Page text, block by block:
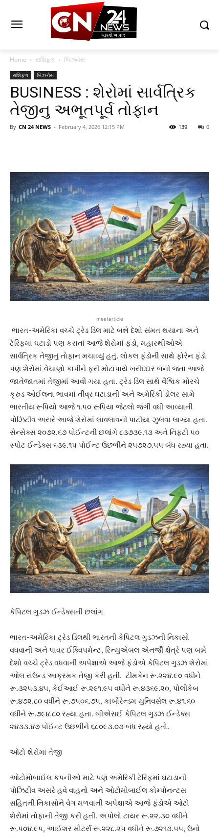
Home રાશિફળ બિઝનેસ
રાશિફળ બિઝનેસ
BUSINESS : શેરોમાં સાર્વત્રિક
તેજીનુ અભૂતપૂર્વ તોફાન
By CN 24 NEWS - February 4, 2026 12:15 PM 0
139
meetarticle
ભારત-અમેરિકા વચ્ચે ટ્રેડ ડિલ માટે બન્ને દેશો સંમત થયાના અને
ટેરિફમાં ઘટાડો પણ કરાતાં આજે શેરોમાં ફંડો, મહારથીઓએ
સાર્વત્રિક તેજીનું તોફાન મચાવ્યું હતું. લોકલ ફંડોની સાથે ફોરેન ફંડો
પણ શેરોમાં વેચાણો કાપીને ફરી મોટાપાયે ખરીદદાર બની જતા આજે
જાતેજાતમાં તેજીમાં આવી ગયા હતા. ટ્રેડ ડિલ સાથે વૈશ્વિક મોરચે
ક્રુડ ઓઈલના ભાવમાં તીવ્ર ઘટાડાની અને અમેરિકી ડોલર સામે
ભારતીય રૂપિયો આજે ૧.૫૦ રૂપિયા જેટલો જંગી વધી આવ્યાની
પોઝિટીવ અસરે આજે શેરોમાં લાવલાવની પાટીયા ઝુલવા લાગ્યા હતા.
સેન્સેક્સ ૨૦૭૨.૬૭ પોઈન્ટની છલાંગે ૮૩૭૩૯.૧૩ અને નિફટી ૫૦
સ્પોટ ઈન્ડેક્સ ૬૩૯.૧૫ પોઈન્ટ ઉછળીને ૨૫૭૨૭.૫૫ બંધ રહ્યા હતા.
કેપિટલ ગુડઝ ઈન્ડેક્સની છલાંગ
ભારત-અમેરિકા ટ્રેડ ડિલથી ભારતની કેપિટલ ગુડઝની નિકાસો
વધવાની અને પાવર ઈક્વિપમેન્ટ, રિન્યુએબલ એનજીૅ ક્ષેત્રે પણ બન્ને
દેશો વચ્ચે ટ્રેડ વધવાની અપેક્ષાએ આજે ફંડોએ કેપિટલ ગુડઝ શેરોમાં
ઓલ રાઉન્ડ આક્રમક તેજી કરી હતી. ટીમકેન રૂ.૨૨૪.૯૦ વધીને
રૂ.૩૨૫૩.૪૫, કેઈઆઈ રૂ.૨૯૧.૯૫ વધીને રૂ.૪૩૬૯.૨૦, પોલીકેબ
રૂ.૪૭૨.૮૦ વધીને રૂ.૭૫૦૬.૭૫, કાર્બોરેન્ડમ યુનિવર્સલ રૂ.૪૧.૬૦
વધીને રૂ.૭૯૪.૮૦ રહ્યા હતા. બીએસઈ કેપિટલ ગુડઝ ઈન્ડેક્સ
૨૪૩૩.૪૭ પોઈન્ટ ઉછળીને ૬૮૦૯૩.૦૩ બંધ રહ્યો હતો.
ઓટો શેરોમાં તેજી
ઓટોમોબાઈલ કંપનીઓ માટે પણ અમેરિકી ટેરિફમાં ઘટાડાની
પોઝિટીવ અસરે હવે વાહનો અને ઓટોમોબાઈલ કોમ્પોનન્ટસ
સહિતની નિકાસોને વેગ મળવાની અપેક્ષાએ આજે ફંડોએ ઓટો
શેરોમાં તોફાની તેજી કરી હતી. અપોલો ટાયર રૂ.૨૨.૩૦ વધીને
રૂ.૫૦૪.૯૫, આઈશર મોટર્સ રૂ.૨૨૮.૨૫ વધીને રૂ.૭૨૧૩.૫૫, ઉનો